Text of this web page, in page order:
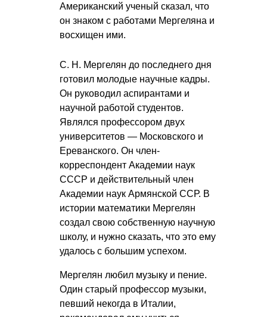
Американский ученый сказал, что
он знаком с работами Мергеляна и
восхищен ими.
С. Н. Мергелян до последнего дня
готовил молодые научные кадры.
Он руководил аспирантами и
научной работой студентов.
Являлся профессором двух
университетов — Московского и
Ереванского. Он член-
корреспондент Академии наук
СССР и действительный член
Академии наук Армянской ССР. В
истории математики Мергелян
создал свою собственную научную
школу, и нужно сказать, что это ему
удалось с большим успехом.
Мергелян любил музыку и пение.
Один старый профессор музыки,
певший некогда в Италии,